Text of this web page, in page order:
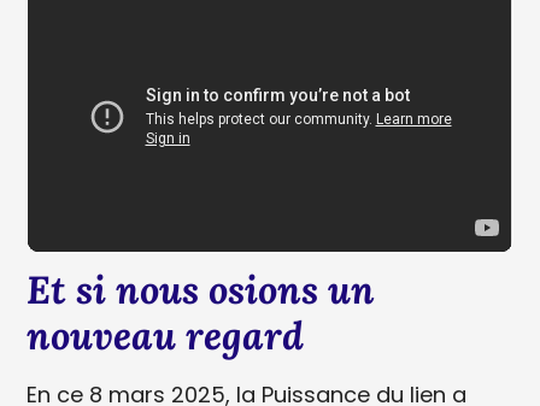
Et si nous osions un
nouveau regard
En ce 8 mars 2025, la Puissance du lien a